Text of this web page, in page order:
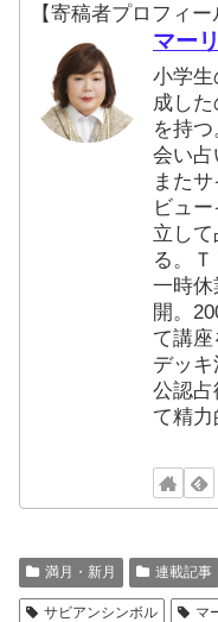
【寄稿者プロフィー
マー
小学
成し
を持
会い占
また
ビュ
立し
る。Ｔ
一時休
開。
て講
デッ
公認占
て精力
満月・新月 連載記事
サビアンシンボル マ